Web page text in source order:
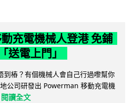
充電機械人登港 免鋪
送電上門」
到樁？有個機械人會自己行過嚟幫你
公司研發出 Powerman 移動充電機
閱讀全文